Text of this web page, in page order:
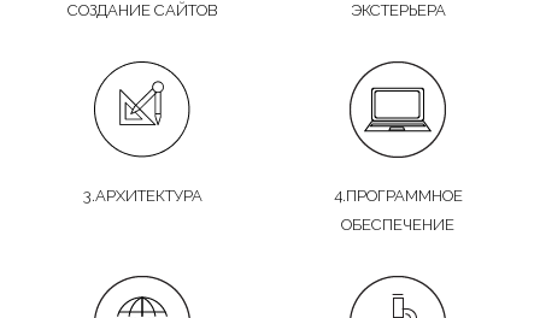
СОЗДАНИЕ САЙТОВ
ЭКСТЕРЬЕРА
3.АРХИТЕКТУРА
4.ПРОГРАММНОЕ
ОБЕСПЕЧЕНИЕ